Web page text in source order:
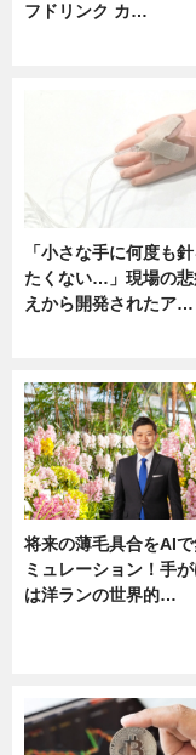
フドリンク カ…
「小さな手に何度も
たくない…」現場の
えから開発されたア…
将来の薄毛具合をAI
ミュレーション！手
は洋ランの世界的…